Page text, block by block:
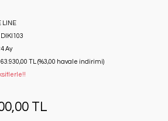
LINE
Ay
TL (%3,00 havale indirimi)
TL